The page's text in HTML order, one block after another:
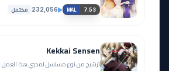
MAL 7.53
232,056 مكتمل
Kekkai Sensen
ترشيح من نوع مسلسل لمحبي هذا العمل.